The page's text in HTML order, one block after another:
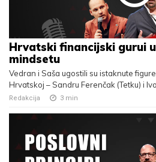
Hrvatski financijski gurui
mindsetu
Vedran i Saša ugostili su istaknute
Hrvatskoj – Sandru Ferenčak (Tetku) i
Redakcija 3 min